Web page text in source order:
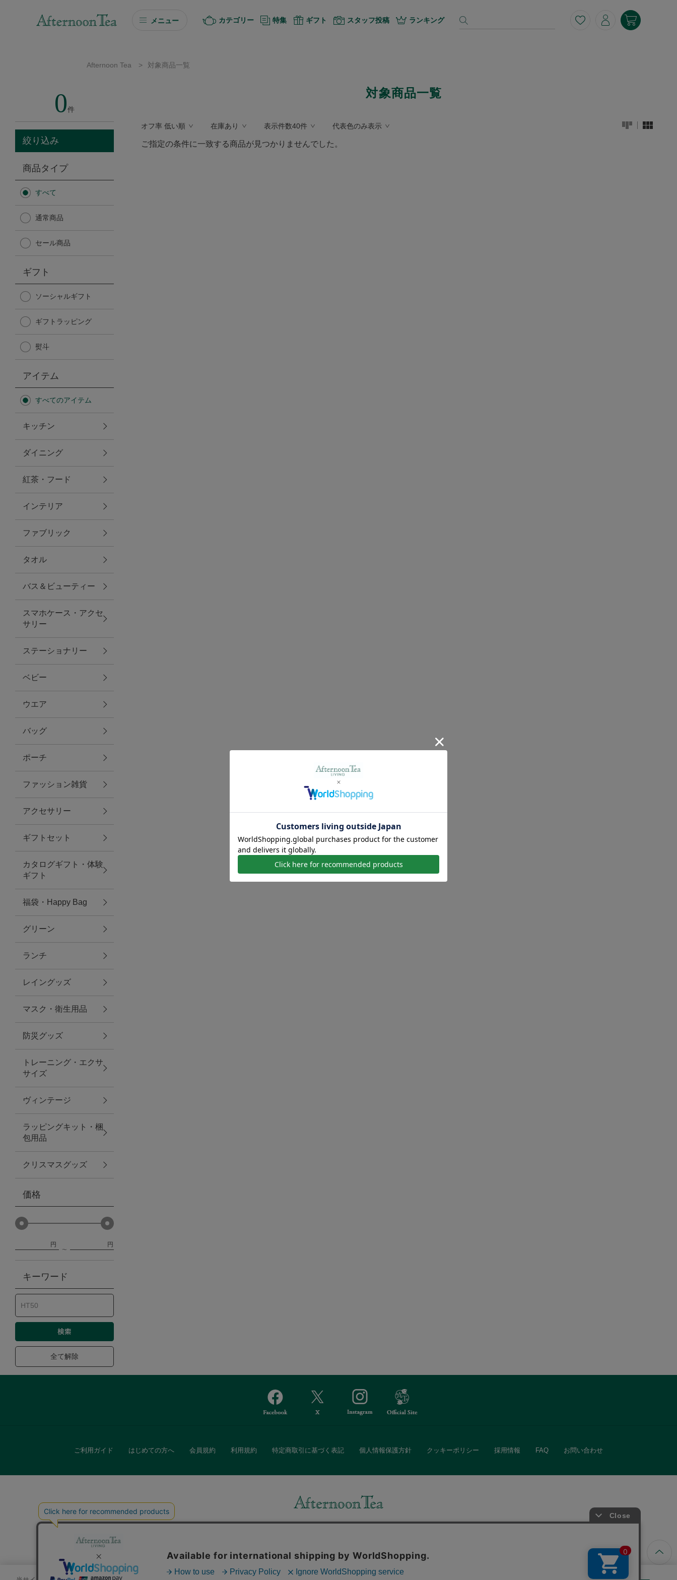
メニュー
ソーシャルギフト
カタログギフト
Afternoon Tea TEAROOM
Afternoon Tea TEAROOM
日傘
保冷バッグ
無重力シリーズ
トラベルグッズ
ランチ
バッグ
キッチン・ダイニング
ダイニング
キッチン
ファブリック
グリーン
バス＆ビューティー
バス＆ビューティー
タオル
ウエア＆バッグ
ウエア
レイングッズ
アクセサリー
ファッション雑貨
ファッショングッズ
スマホケース・アクセサリー
ポーチ
ステーショナリー
その他
紅茶・フード
防災グッズ・非常食
トレーニング
ヴィンテージ
カテゴリー 特集 ギフト スタッフ投稿 ランキング
Afternoon Tea > 対象商品一覧
0件
絞り込み
商品タイプ
すべて
通常商品
セール商品
ギフト
ソーシャルギフト
ギフトラッピング
熨斗
アイテム
すべてのアイテム
キッチン
ダイニング
紅茶・フード
インテリア
ファブリック
タオル
バス＆ビューティー
スマホケース・アクセ
サリー
ステーショナリー
ベビー
ウエア
バッグ
ポーチ
ファッション雑貨
アクセサリー
ギフトセット
カタログギフト・体験
ギフト
福袋・Happy Bag
グリーン
ランチ
レイングッズ
マスク・衛生用品
防災グッズ
トレーニング・エクサ
サイズ
ヴィンテージ
ラッピングキット・梱
包用品
クリスマスグッズ
価格
円 円
キーワード
全て解除
対象商品一覧
オフ率 低い順 在庫あり 表示件数40件 代表色のみ表示
ご指定の条件に一致する商品が見つかりませんでした。
ご利用ガイド はじめての方へ 会員規約 利用規約 特定商取引に基づく表記 個人情報保護方針 クッキーポリシー 採用情報 FAQ お問い合わせ
また、ギフトセットなどギフトにぴったりの豊富な商品がラインナップ。
「ソーシャルギフト」サービスもご提供しています。